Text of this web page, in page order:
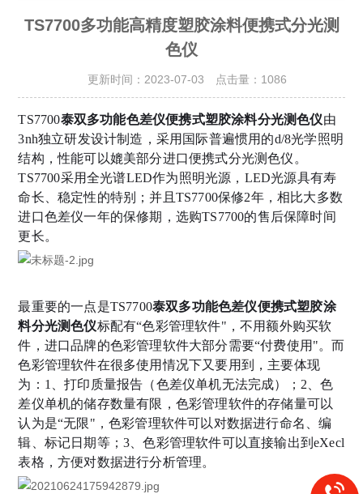
TS7700多功能高精度塑胶涂料便携式分光测
色仪
更新时间：2023-07-03 点击量： 1086
TS7700泰双多功能色差仪便携式塑胶涂料分光测色仪由
3nh独立研发设计制造，采用国际普遍惯用的d/8光学照明
结构，性能可以媲美部分进口便携式分光测色仪。
TS7700采用全光谱LED作为照明光源，LED光源具有寿
命长、稳定性的特别；并且TS7700保修2年，相比大多数
进口色差仪一年的保修期，选购TS7700的售后保障时间
更长。
最重要的一点是TS7700泰双多功能色差仪便携式塑胶涂
料分光测色仪标配有“色彩管理软件"，不用额外购买软
件，进口品牌的色彩管理软件大部分需要“付费使用"。而
色彩管理软件在很多使用情况下又要用到
，主要体现
为：1、打印质量报告（色差仪单机无法完成）；2、色
差仪单机的储存数量有限，色彩管理软件的存储量可以
认为是“无限"，色彩管理软件可以对数据进行命名、编
辑、标记日期等；3、色彩管理软件可以直接输出到eXecl
表格，方便对数据进行分析管理。